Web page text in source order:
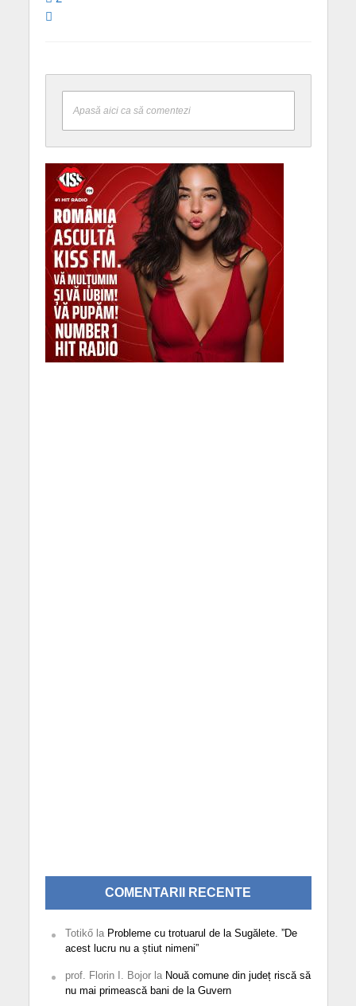
Apasă aici ca să comentezi
COMENTARII RECENTE
Totikőla Probleme cu trotuarul de la Sugălete. ”De
acest lucru nu a știut nimeni”
prof. Florin I. Bojorla Nouă comune din județ riscă să
nu mai primească bani de la Guvern